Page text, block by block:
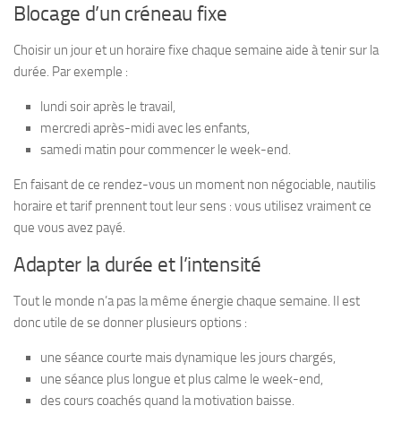
Blocage d’un créneau fixe
Choisir un jour et un horaire fixe chaque semaine aide à tenir sur la
durée. Par exemple :
lundi soir après le travail,
mercredi après-midi avec les enfants,
samedi matin pour commencer le week-end.
En faisant de ce rendez-vous un moment non négociable, nautilis
horaire et tarif prennent tout leur sens : vous utilisez vraiment ce
que vous avez payé.
Adapter la durée et l’intensité
Tout le monde n’a pas la même énergie chaque semaine. Il est
donc utile de se donner plusieurs options :
une séance courte mais dynamique les jours chargés,
une séance plus longue et plus calme le week-end,
des cours coachés quand la motivation baisse.